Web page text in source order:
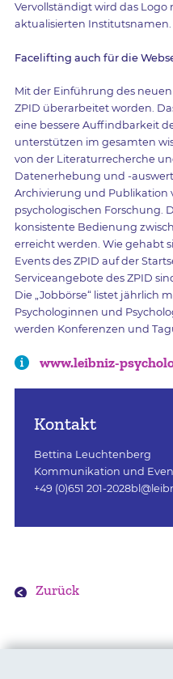
Vervollständigt wird das Logo
aktualisierten Institutsnamen.
Facelifting auch für die
Mit der Einführung des
ZPID überarbeitet worden.
eine bessere Auffindbarkeit
unterstützen im gesamten
von der Literaturrecherche
Datenerhebung und -
Archivierung und Publikation
psychologischen Forschung.
konsistente Bedienung
erreicht werden. Wie gehabt
Events des ZPID auf der
Serviceangebote des ZPID
Die „Jobbörse“ listet jährlich
Psychologinnen und
werden Konferenzen und
www.leibniz-
Kontakt
Bettina Leuchtenberg
Kommunikation und
+49 (0)651 201-2028
Zurück